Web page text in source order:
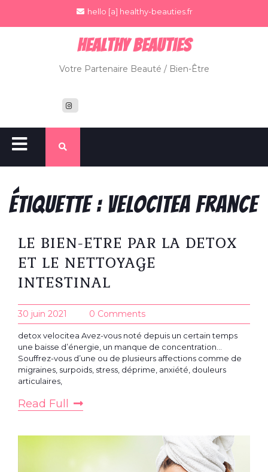
hello [a] healthy-beauties.fr
Healthy BeauTies
Votre Partenaire Beauté / Bien-Être
Étiquette : velocitea france
LE BIEN-ETRE PAR LA DETOX
ET LE NETTOYAGE
INTESTINAL
30 juin 2021 0 Comments
detox velocitea Avez-vous noté depuis un certain temps
une baisse d’énergie, un manque de concentration…
Souffrez-vous d’une ou de plusieurs affections comme de
migraines, surpoids, stress, déprime, anxiété, douleurs
articulaires,
Read Full